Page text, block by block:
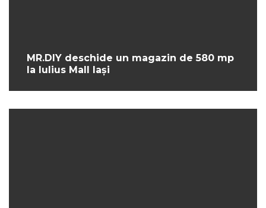
MR.DIY deschide un magazin de 580 mp
la Iulius Mall Iași